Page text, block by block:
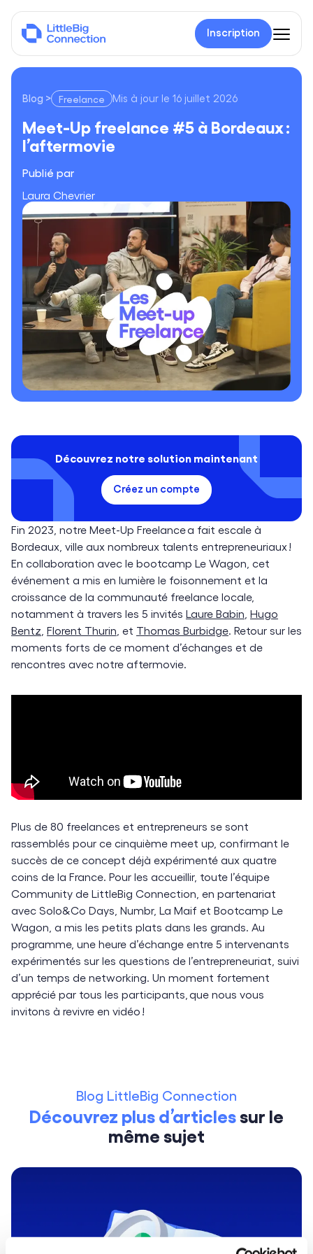
Inscription
Blog > Freelance
Meet-Up freelance #5 à Bordeaux : l’aftermovie
Mis à jour le 16 juillet 2026
Meet-Up freelance #5 à Bordeaux :
l’aftermovie
Publié par
Laura Chevrier
Découvrez notre solution maintenant
Créez un compte
Fin 2023, notre Meet-Up Freelance a fait escale à
Bordeaux, ville aux nombreux talents entrepreneuriaux !
En collaboration avec le bootcamp Le Wagon, cet
événement a mis en lumière le foisonnement et la
croissance de la communauté freelance locale,
notamment à travers les 5 invités Laure Babin Hugo
Bentz Florent Thurin , et Thomas Burbidge. Retour sur les
moments forts de ce moment d’échanges et de
rencontres avec notre aftermovie.
Plus de 80 freelances et entrepreneurs se sont
rassemblés pour ce cinquième meet up, confirmant le
succès de ce concept déjà expérimenté aux quatre
coins de la France. Pour les accueillir, toute l’équipe
Community de LittleBig Connection, en partenariat
avec Solo&Co Days, Numbr, La Maif et Bootcamp Le
Wagon, a mis les petits plats dans les grands. Au
programme, une heure d’échange entre 5 intervenants
expérimentés sur les questions de l’entrepreneuriat, suivi
d’un temps de networking. Un moment fortement
apprécié par tous les participants, que nous vous
invitons à revivre en vidéo !
Blog LittleBig Connection
Découvrez plus d’articlessur le
même sujet